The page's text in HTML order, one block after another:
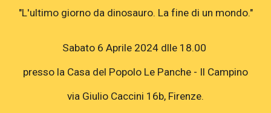
"L'ultimo giorno da dinosauro. La fine di un mondo."
Sabato 6 Aprile 2024 dlle 18.00
presso la Casa del Popolo Le Panche - Il Campino
via Giulio Caccini 16b, Firenze.